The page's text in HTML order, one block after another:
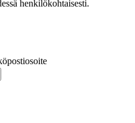
henkilökohtaisesti.